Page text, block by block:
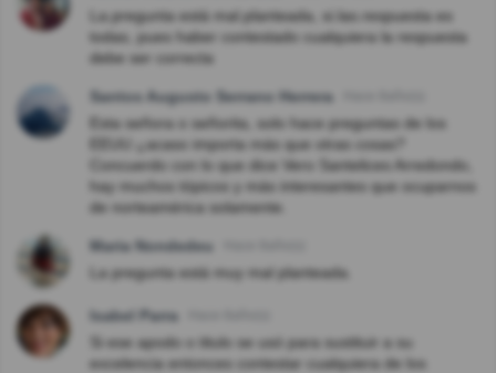
La.pregunta está mal.planteada, si.las.respuesta es
todas, pues haber contestado cualquiera la respuesta
debe ser correcta
Santos Augusto Serrano Herrera
Esta señora o señorita, solo hace preguntas de los
EEUU ¿acaso importa más que otras cosas?
Concuerdo con lo que dice Vero Santelices Arredondo,
hay muchos tópicos y más interesantes que ocuparnos
de norteamérica solamente.
Maria Nondedeu
La pregunta está muy mal planteada.
Isabel Parra
Si ese apodo o titulo se usó para sustituir a su
excelencia entonces contestar cualquiera de los